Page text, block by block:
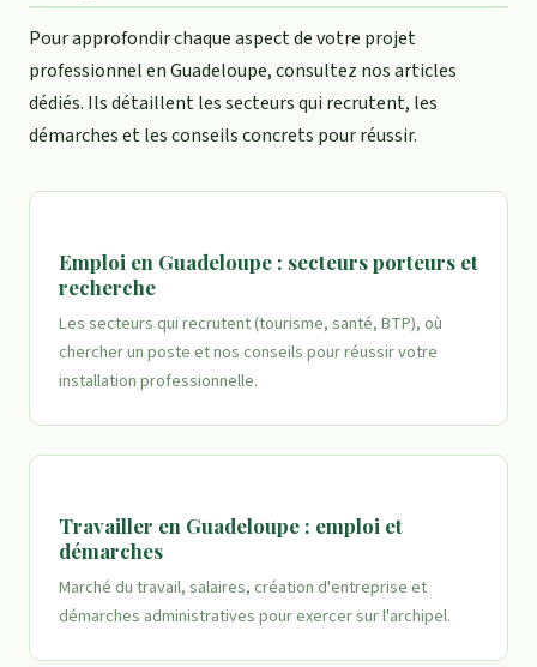
Pour approfondir chaque aspect de votre projet
professionnel en Guadeloupe, consultez nos articles
dédiés. Ils détaillent les secteurs qui recrutent, les
démarches et les conseils concrets pour réussir.
Emploi en Guadeloupe : secteurs porteurs et
recherche
Les secteurs qui recrutent (tourisme, santé, BTP), où
chercher un poste et nos conseils pour réussir votre
installation professionnelle.
Travailler en Guadeloupe : emploi et
démarches
Marché du travail, salaires, création d'entreprise et
démarches administratives pour exercer sur l'archipel.